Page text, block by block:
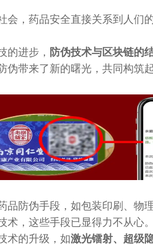
会，药品安全直接关系到人们
的进步， 防伪技术与区块链的
伪带来了新的曙光，共同构筑
品防伪手段，如包装印刷、物
术，这些手段已显得力不从心。
术的升级，如激光镭射、 超级